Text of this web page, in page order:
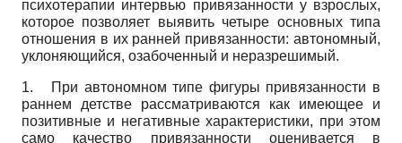
психотерапии интервью привязанности у взрослых,
которое позволяет выявить четыре основных типа
отношения в их ранней привязанности: автономный,
уклоняющийся, озабоченный и неразрешимый.
1.
При автономном типе фигуры привязанности в
раннем детстве рассматриваются как имеющее и
позитивные и негативные характеристики, при этом
само качество привязанности оценивается в